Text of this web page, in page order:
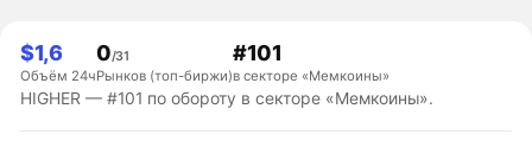
$1,6
Объём 24ч
0/31
Рынков (топ-биржи)
#101
в секторе «Мемкоины»
HIGHER — #101 по обороту в секторе «Мемкоины».